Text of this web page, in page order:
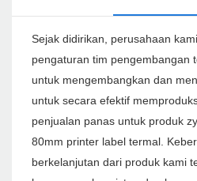
Sejak didirikan, perusahaan
pengaturan tim pengembangan
untuk mengembangkan dan
untuk secara efektif
penjualan panas untuk produk
80mm printer label termal.
berkelanjutan dari produk kami